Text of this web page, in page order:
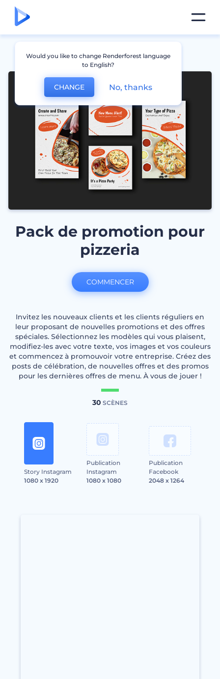
Pack de promotion pour
pizzeria
Invitez les nouveaux clients et les clients réguliers en
leur proposant de nouvelles promotions et des offres
spéciales. Sélectionnez les modèles qui vous plaisent,
modifiez-les avec votre texte, vos images et vos couleurs
et commencez à promouvoir votre entreprise. Créez des
posts de célébration, de nouvelles offres et des promos
pour les dernières offres de menu. À vous de jouer !
30 SCÈNES
Story Instagram
1080 x 1920
Publication
Instagram
1080 x 1080
Publication
Facebook
2048 x 1264
COMMENCER
Would you like to change Renderforest language
to English?
CHANGE No, thanks